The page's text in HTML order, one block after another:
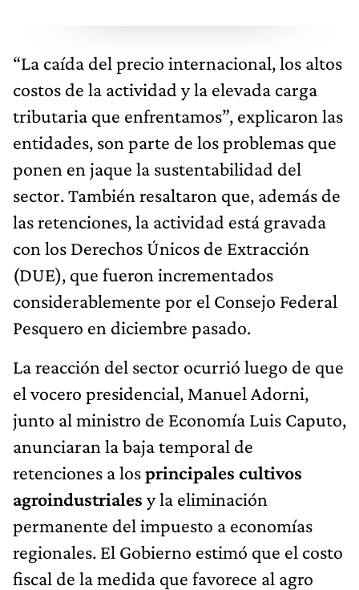
“La caída del precio internacional, los altos
costos de la actividad y la elevada carga
tributaria que enfrentamos”, explicaron las
entidades, son parte de los problemas que
ponen en jaque la sustentabilidad del
sector. También resaltaron que, además de
las retenciones, la actividad está gravada
con los Derechos Únicos de Extracción
(DUE), que fueron incrementados
considerablemente por el Consejo Federal
Pesquero en diciembre pasado.
La reacción del sector ocurrió luego de que
el vocero presidencial, Manuel Adorni,
junto al ministro de Economía Luis Caputo,
anunciaran la baja temporal de
retenciones a losprincipales cultivos
agroindustriales y la eliminación
permanente del impuesto a economías
regionales. El Gobierno estimó que el costo
fiscal de la medida que favorece al agro